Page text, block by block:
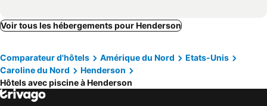
Voir tous les hébergements pour Henderson
Comparateur d'hôtels Amérique du Nord
Etats-Unis
Caroline du Nord
Henderson
Hôtels avec piscine à Henderson